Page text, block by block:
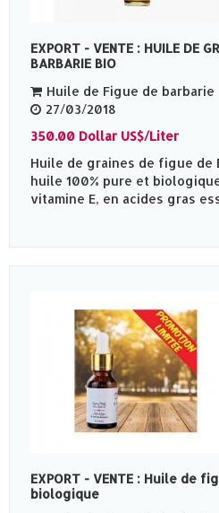
EXPORT - VENTE : HUILE DE
BARBARIE BIO
Huile de Figue de barbarie
27/03/2018
350.00 Dollar US$/Liter
Huile de graines de figue de
huile 100% pure et
vitamine E, en acides gras
EXPORT - VENTE : Huile de
biologique